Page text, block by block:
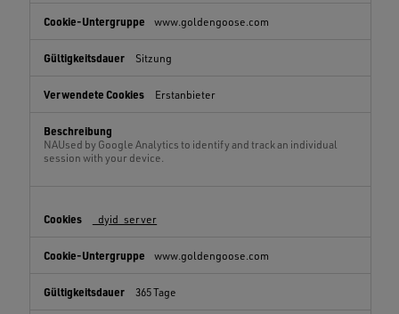
www.goldengoose.com
Sitzung
Erstanbieter
NAUsed by Google Analytics to identify and track an individual
session with your device.
_dyid_server
www.goldengoose.com
365 Tage